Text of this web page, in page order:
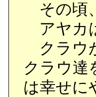
その頃
アヤカ
クラウ
クラウ達
は幸せに